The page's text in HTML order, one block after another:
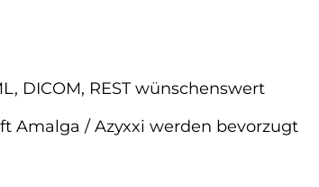
DICOM, REST wünschenswert
Amalga / Azyxxi werden bevorzugt